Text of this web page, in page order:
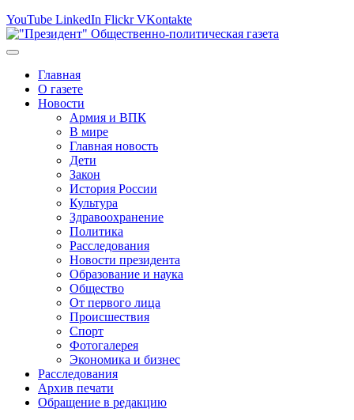
YouTube LinkedIn Flickr VKontakte
Главная
О газете
Новости
Армия и ВПК
В мире
Главная новость
Дети
Закон
История России
Культура
Здравоохранение
Политика
Расследования
Новости президента
Образование и наука
Общество
От первого лица
Происшествия
Спорт
Фотогалерея
Экономика и бизнес
Расследования
Архив печати
Обращение в редакцию